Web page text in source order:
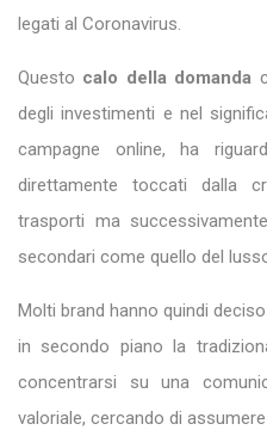
legati al Coronavirus.
Questo calo della domanda
degli investimenti e nel
campagne online, ha
direttamente toccati dalla
trasporti ma
secondari come quello del
Molti brand hanno quindi
in secondo piano la
concentrarsi su una
valoriale, cercando di